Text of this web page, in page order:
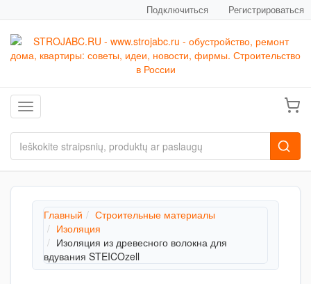
Подключиться Регистрироваться
Toggle navigation
Главный
Строительные материалы
Изоляция
Изоляция из древесного волокна для
вдувания STEICOzell